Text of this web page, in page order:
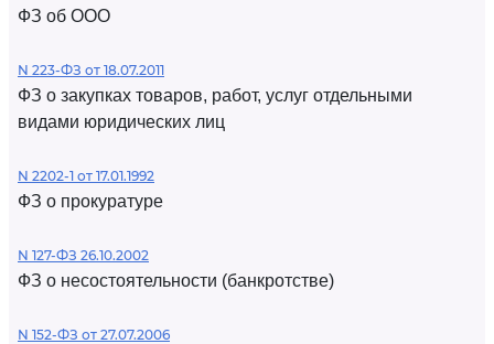
ФЗ об ООО
N 223-ФЗ от 18.07.2011
ФЗ о закупках товаров, работ, услуг отдельными
видами юридических лиц
N 2202-1 от 17.01.1992
ФЗ о прокуратуре
N 127-ФЗ 26.10.2002
ФЗ о несостоятельности (банкротстве)
N 152-ФЗ от 27.07.2006